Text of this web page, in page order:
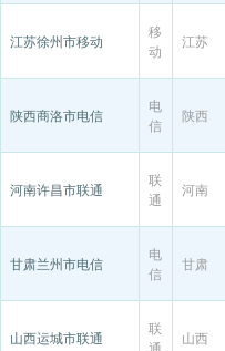
江苏徐州市移动
移
动
江苏
陕西商洛市电信
电
信
陕西
河南许昌市联通
联
通
河南
甘肃兰州市电信
电
信
甘肃
山西运城市联通
联
通
山西